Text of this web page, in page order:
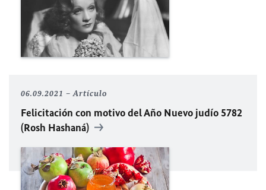
06.09.2021 Artículo
Felicitación con motivo del Año Nuevo judío 5782
(Rosh Hashaná)